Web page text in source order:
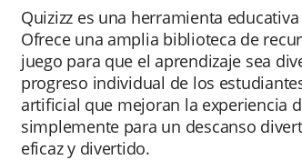
Quizizz es una herramienta
Ofrece una amplia biblioteca de
juego para que el aprendizaje sea
progreso individual de los
artificial que mejoran la experiencia
simplemente para un descanso
eficaz y divertido.